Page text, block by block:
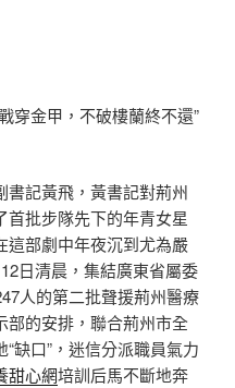
穿金甲，不破樓蘭終不還”
書記黃飛，黃書記對荊州
批步隊先下的年青女星
這部劇中年夜沉到尤為嚴
日清晨，集結廣東省屬委
人的第二批聲援荊州醫療
部的安排，聯合荊州市全
“缺口”，迷信分派職員氣力
甜心網培訓后馬不斷地奔